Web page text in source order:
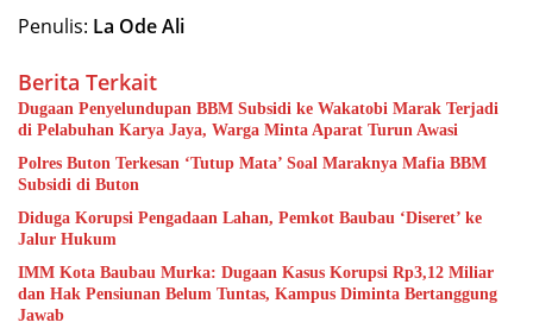
Penulis: La Ode Ali
Berita Terkait
Dugaan Penyelundupan BBM Subsidi ke Wakatobi Marak Terjadi
di Pelabuhan Karya Jaya, Warga Minta Aparat Turun Awasi
Polres Buton Terkesan ‘Tutup Mata’ Soal Maraknya Mafia BBM
Subsidi di Buton
Diduga Korupsi Pengadaan Lahan, Pemkot Baubau ‘Diseret’ ke
Jalur Hukum
IMM Kota Baubau Murka: Dugaan Kasus Korupsi Rp3,12 Miliar
dan Hak Pensiunan Belum Tuntas, Kampus Diminta Bertanggung
Jawab